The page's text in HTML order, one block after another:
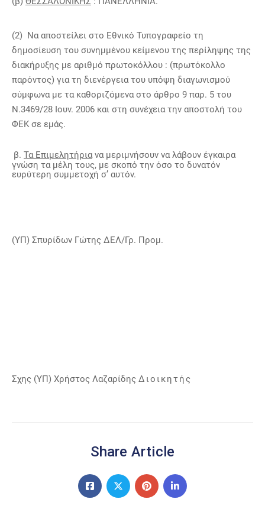
(2) Να αποστείλει στο Εθνικό Τυπογραφείο τη
δημοσίευση του συνημμένου κείμενου της περίληψης της
διακήρυξης με αριθμό πρωτοκόλλου : (πρωτόκολλο
παρόντος) για τη διενέργεια του υπόψη διαγωνισμού
σύμφωνα με τα καθοριζόμενα στο άρθρο 9 παρ. 5 του
Ν.3469/28 Ιουν. 2006 και στη συνέχεια την αποστολή του
ΦΕΚ σε εμάς.
β. Τα Επιμελητήριανα μεριμνήσουν να λάβουν έγκαιρα
γνώση τα μέλη τους, με σκοπό την όσο το δυνατόν
ευρύτερη συμμετοχή σ’ αυτόν.
(ΥΠ) Σπυρίδων Γώτης ΔΕΛ/Γρ. Προμ.
Σχης (ΥΠ) Χρήστος Λαζαρίδης Διοικητής
Share Article